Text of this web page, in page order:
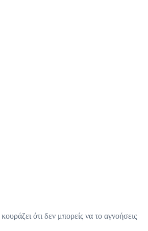
ότι δεν μπορείς να το αγνοήσεις